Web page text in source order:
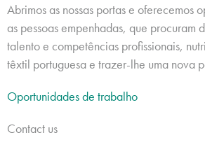
Abrimos as nossas portas e oferecemos
as pessoas empenhadas, que procuram
talento e competências profissionais,
têxtil portuguesa e trazer-lhe uma nova
Oportunidades de trabalho
Contact us